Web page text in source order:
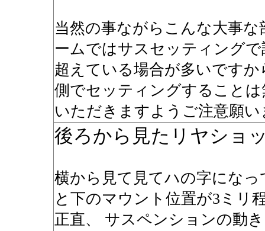
当然の事ながらこんな大事
ームではサスセッティング
超えている場合が多いです
側でセッティングすること
いただきますようご注意願い
後ろから見たリヤショ
横から見て見てハの字にな
と下のマウント位置が3ミリ
正直、 サスペンションの動